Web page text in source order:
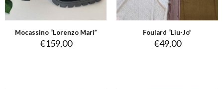
Mocassino “Lorenzo Mari”
€159,00
Foulard “Liu-Jo”
€49,00